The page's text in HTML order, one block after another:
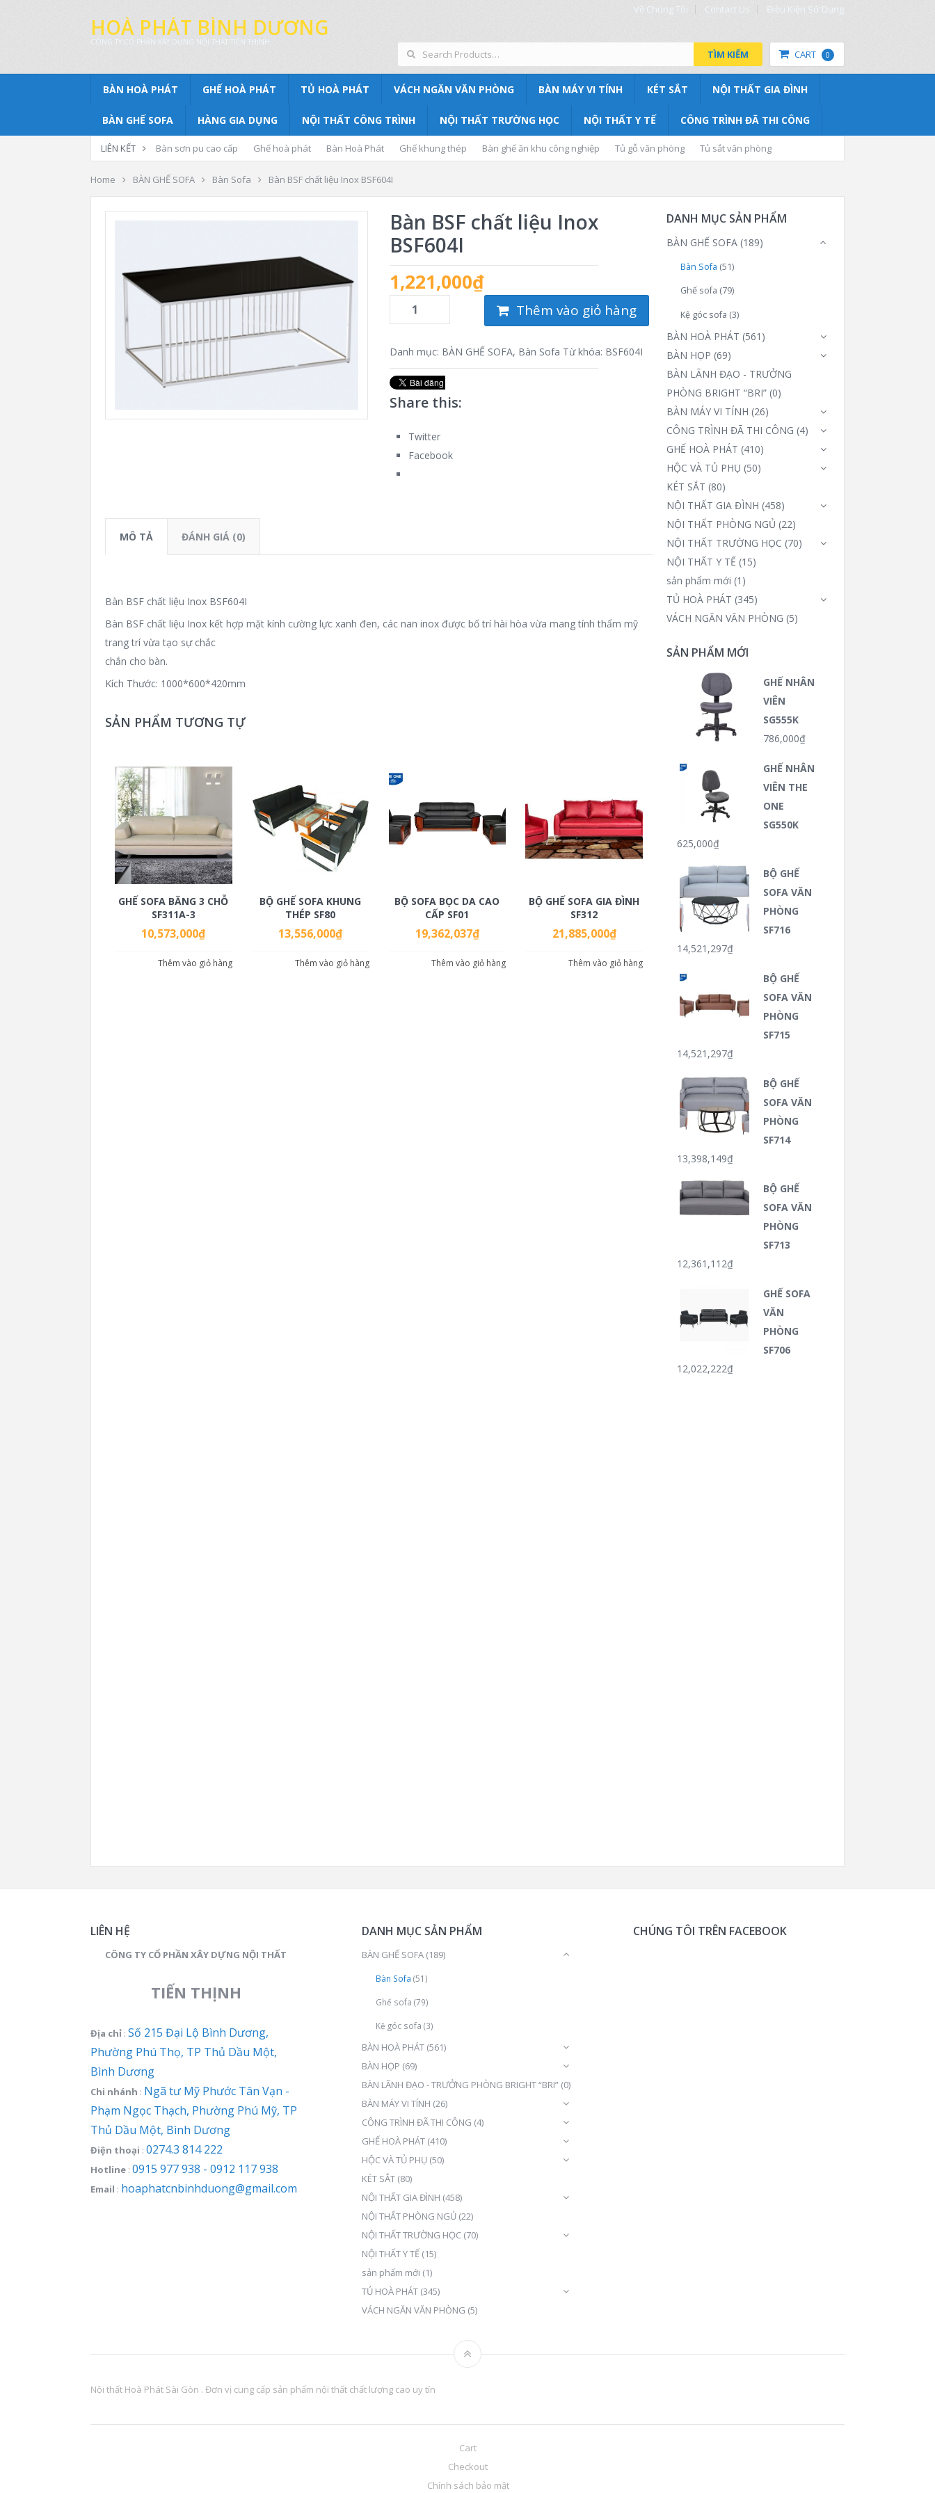
Về Chúng Tôi Contact Us Điều Kiện Sử Dụng
HOÀ PHÁT BÌNH DƯƠNG
CÔNG TY CỔ PHẦN XÂY DỰNG NỘI THẤT TIẾN THỊNH
CART 0
TÌM KIẾM
BÀN HOÀ PHÁT GHẾ HOÀ PHÁT TỦ HOÀ PHÁT VÁCH NGĂN VĂN PHÒNG BÀN MÁY VI TÍNH KÉT SẮT NỘI THẤT GIA ĐÌNH
BÀN GHẾ SOFA HÀNG GIA DỤNG NỘI THẤT CÔNG TRÌNH NỘI THẤT TRƯỜNG HỌC NỘI THẤT Y TẾ CÔNG TRÌNH ĐÃ THI CÔNG
LIÊN KẾT Bàn sơn pu cao cấp Ghế hoà phát Bàn Hoà Phát Ghế khung thép Bàn ghế ăn khu công nghiệp Tủ gỗ văn phòng Tủ sắt văn phòng
Home BÀN GHẾ SOFA Bàn Sofa Bàn BSF chất liệu Inox BSF604I
Bàn BSF chất liệu Inox
BSF604I
1,221,000₫
Thêm vào giỏ hàng
Danh mục: BÀN GHẾ SOFA, Bàn Sofa Từ khóa: BSF604I
Share this:
Twitter
Facebook
MÔ TẢ ĐÁNH GIÁ (0)
Bàn BSF chất liệu Inox BSF604I
Bàn BSF chất liệu Inox kết hợp mặt kính cường lực xanh đen, các nan inox được bố trí hài hòa vừa mang tính thẩm mỹ
trang trí vừa tạo sự chắc
chắn cho bàn.
Kích Thước: 1000*600*420mm
SẢN PHẨM TƯƠNG TỰ
GHẾ SOFA BĂNG 3 CHỖ
SF311A-3
10,573,000₫
Thêm vào giỏ hàng
BỘ GHẾ SOFA KHUNG
THÉP SF80
13,556,000₫
Thêm vào giỏ hàng
BỘ SOFA BỌC DA CAO
CẤP SF01
19,362,037₫
Thêm vào giỏ hàng
BỘ GHẾ SOFA GIA ĐÌNH
SF312
21,885,000₫
Thêm vào giỏ hàng
DANH MỤC SẢN PHẨM
BÀN GHẾ SOFA (189)
Bàn Sofa (51)
Ghế sofa (79)
Kệ góc sofa (3)
BÀN HOÀ PHÁT (561)
BÀN HỌP (69)
BÀN LÃNH ĐẠO - TRƯỞNG
PHÒNG BRIGHT “BRI” (0)
BÀN MÁY VI TÍNH (26)
CÔNG TRÌNH ĐÃ THI CÔNG (4)
GHẾ HOÀ PHÁT (410)
HỘC VÀ TỦ PHỤ (50)
KÉT SẮT (80)
NỘI THẤT GIA ĐÌNH (458)
NỘI THẤT PHÒNG NGỦ (22)
NỘI THẤT TRƯỜNG HỌC (70)
NỘI THẤT Y TẾ (15)
sản phẩm mới (1)
TỦ HOÀ PHÁT (345)
VÁCH NGĂN VĂN PHÒNG (5)
SẢN PHẨM MỚI
GHẾ NHÂN
VIÊN
SG555K
786,000₫
GHẾ NHÂN
VIÊN THE
ONE
SG550K
625,000₫
BỘ GHẾ
SOFA VĂN
PHÒNG
SF716
14,521,297₫
BỘ GHẾ
SOFA VĂN
PHÒNG
SF715
14,521,297₫
BỘ GHẾ
SOFA VĂN
PHÒNG
SF714
13,398,149₫
BỘ GHẾ
SOFA VĂN
PHÒNG
SF713
12,361,112₫
GHẾ SOFA
VĂN
PHÒNG
SF706
12,022,222₫
LIÊN HỆ
CÔNG TY CỔ PHẦN XÂY DỰNG NỘI THẤT
TIẾN THỊNH
Địa chỉ : Số 215 Đại Lộ Bình Dương,
Phường Phú Thọ, TP Thủ Dầu Một,
Bình Dương
Chi nhánh : Ngã tư Mỹ Phước Tân Vạn -
Phạm Ngọc Thạch, Phường Phú Mỹ, TP
Thủ Dầu Một, Bình Dương
Điện thoại : 0274.3 814 222
Hotline : 0915 977 938 - 0912 117 938
Email : hoaphatcnbinhduong@gmail.com
DANH MỤC SẢN PHẨM
BÀN GHẾ SOFA (189)
Bàn Sofa (51)
Ghế sofa (79)
Kệ góc sofa (3)
BÀN HOÀ PHÁT (561)
BÀN HỌP (69)
BÀN LÃNH ĐẠO - TRƯỞNG PHÒNG BRIGHT “BRI” (0)
BÀN MÁY VI TÍNH (26)
CÔNG TRÌNH ĐÃ THI CÔNG (4)
GHẾ HOÀ PHÁT (410)
HỘC VÀ TỦ PHỤ (50)
KÉT SẮT (80)
NỘI THẤT GIA ĐÌNH (458)
NỘI THẤT PHÒNG NGỦ (22)
NỘI THẤT TRƯỜNG HỌC (70)
NỘI THẤT Y TẾ (15)
sản phẩm mới (1)
TỦ HOÀ PHÁT (345)
VÁCH NGĂN VĂN PHÒNG (5)
CHÚNG TÔI TRÊN FACEBOOK
Nội thất Hoà Phát Sài Gòn . Đơn vị cung cấp sản phẩm nội thất chất lượng cao uy tín
Cart
Checkout
Chính sách bảo mật